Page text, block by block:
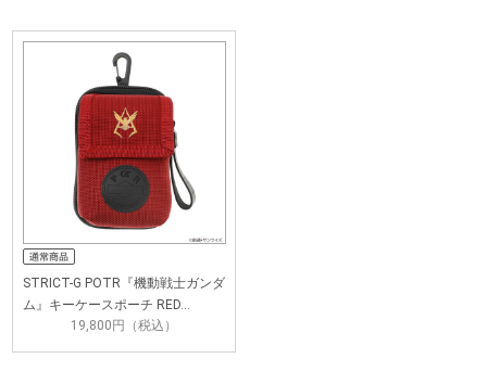
STRICT-G POTR『機動戦士ガンダ
ム』キーケースポーチ RED…
19,800円（税込）